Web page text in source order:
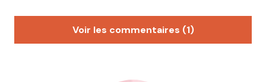
Voir les commentaires (1)